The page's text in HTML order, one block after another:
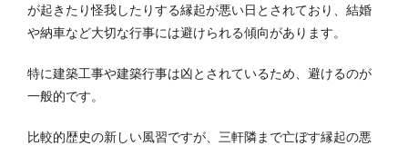
が起きたり怪我したりする縁起が悪い日とされており、結婚
や納車など大切な行事には避けられる傾向があります。
特に建築工事や建築行事は凶とされているため、避けるのが
一般的です。
比較的歴史の新しい風習ですが、三軒隣まで亡ぼす縁起の悪